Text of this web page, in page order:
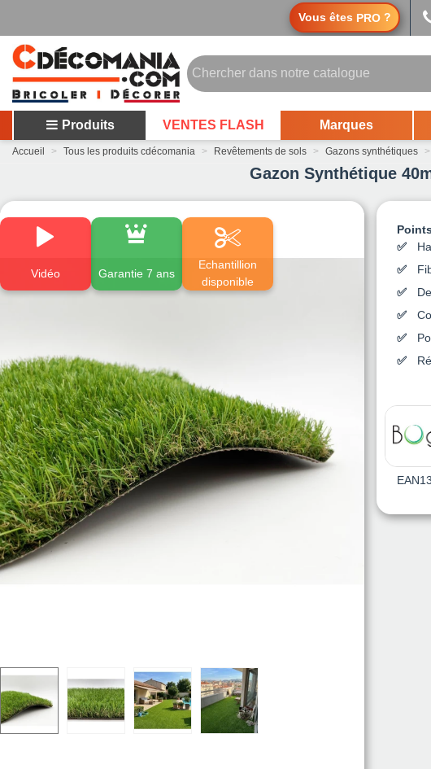
Vous êtes PRO ?
Produits VENTES FLASH Marques
Accueil > Tous les produits cdécomania > Revêtements de sols > Gazons synthétiques >
Gazon Synthétique
Vidéo Garantie 7 ans
Echantillion
disponible